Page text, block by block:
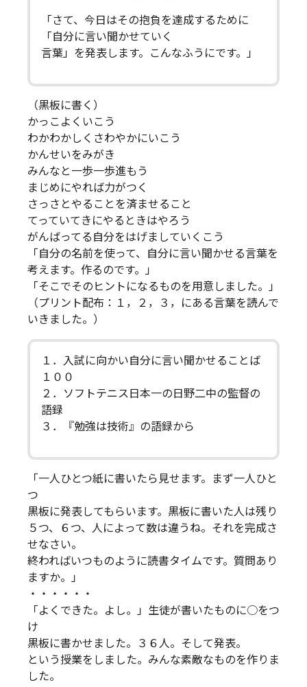
「さて、今日はその抱負を達成するために
「自分に言い聞かせていく
言葉」を発表します。こんなふうにです。」
（黒板に書く）
かっこよくいこう
わかわかしくさわやかにいこう
かんせいをみがき
みんなと一歩一歩進もう
まじめにやれば力がつく
さっさとやることを済ませること
てっていてきにやるときはやろう
がんばってる自分をはげましていくこう
「自分の名前を使って、自分に言い聞かせる言葉を
考えます。作るのです。」
「そこでそのヒントになるものを用意しました。」
（プリント配布：１，２，３，にある言葉を読んで
いきました。）
１．入試に向かい自分に言い聞かせることば
１００
２．ソフトテニス日本一の日野二中の監督の
語録
３．『勉強は技術』の語録から
「一人ひとつ紙に書いたら見せます。まず一人ひと
つ
黒板に発表してもらいます。黒板に書いた人は残り
５つ、６つ、人によって数は違うね。それを完成さ
せなさい。
終わればいつものように読書タイムです。質問あり
ますか。」
・・・・・・
「よくできた。よし。」生徒が書いたものに○をつ
け
黒板に書かせました。３６人。そして発表。
という授業をしました。みんな素敵なものを作りま
した。